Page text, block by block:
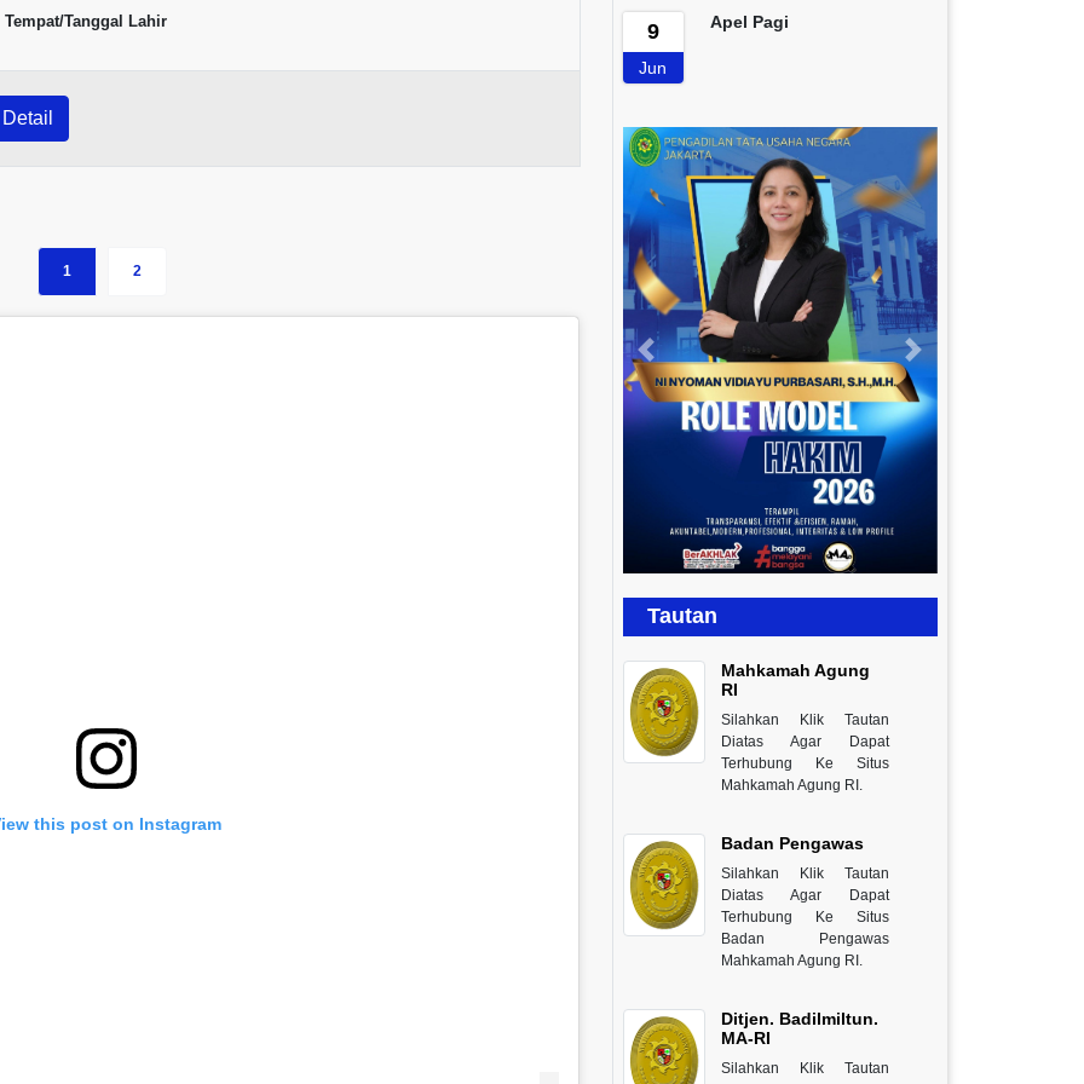
Tempat/Tanggal Lahir
Detail
1 2
this post on Instagram
9
Jun
Apel Pagi
Previous Next
Tautan
Mahkamah Agung
RI
Silahkan Klik Tautan
Diatas Agar Dapat
Terhubung Ke Situs
Mahkamah Agung RI.
Badan Pengawas
Silahkan Klik Tautan
Diatas Agar Dapat
Terhubung Ke Situs
Badan Pengawas
Mahkamah Agung RI.
Ditjen. Badilmiltun.
MA-RI
Silahkan Klik Tautan